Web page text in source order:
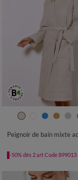
34/36 38/40 42/44
-50% dès 2 art Code 899013